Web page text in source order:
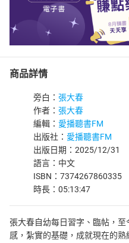
商品詳情
旁白： 張大春
作者： 張大春
編輯： 愛播聽書FM
出版社： 愛播聽書FM
出版日期：2025/12/31
語言：中文
ISBN：7374267860335
時長：05:13:47
張大春自幼每日習字、臨帖，
感，紮實的基礎，成就現在的